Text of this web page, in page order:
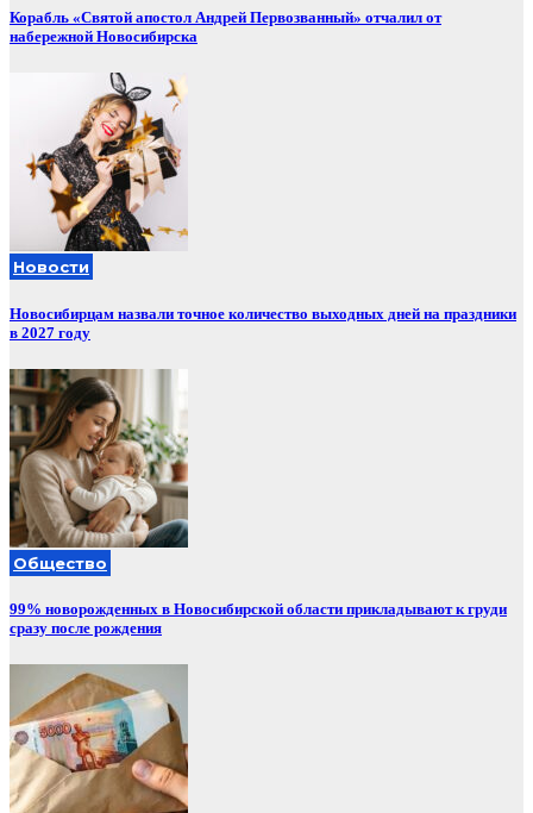
Корабль «Святой апостол Андрей Первозванный» отчалил от
набережной Новосибирска
Новости
Новосибирцам назвали точное количество выходных дней на праздники
в 2027 году
Общество
99% новорожденных в Новосибирской области прикладывают к груди
сразу после рождения